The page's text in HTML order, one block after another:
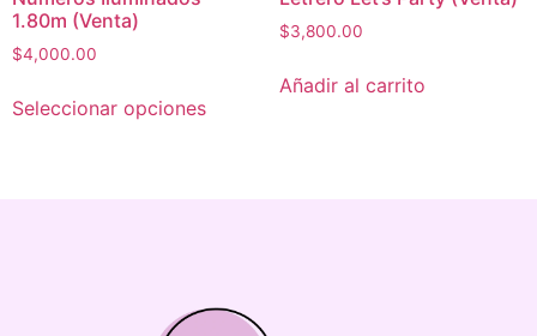
1.80m (Venta)
$4,000.00
Seleccionar opciones
$3,800.00
Añadir al carrito